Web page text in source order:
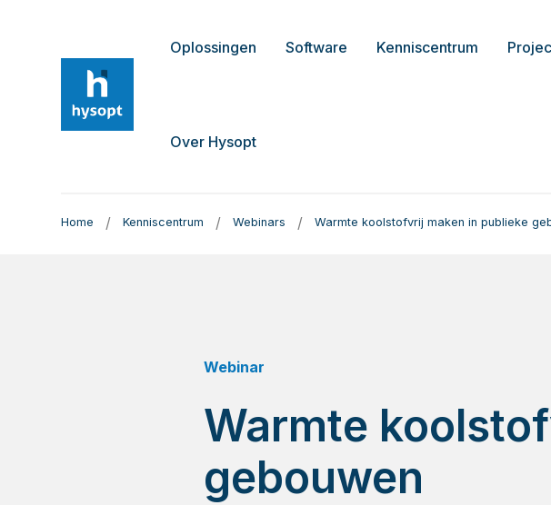
Oplossingen Software Kenniscentrum
Over Hysopt
Home / Kenniscentrum / Webinars / Warmte koolstofvrij maken in publieke
Webinar
Warmte
gebouwen